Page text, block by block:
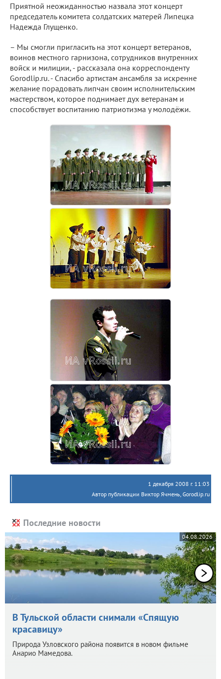
Приятной неожиданностью назвала этот концерт
председатель комитета солдатских матерей Липецка
Надежда Глущенко.
– Мы смогли пригласить на этот концерт ветеранов,
воинов местного гарнизона, сотрудников внутренних
войск и милиции, - рассказала она корреспонденту
Gorodlip.ru. - Спасибо артистам ансамбля за искренне
желание порадовать липчан своим исполнительским
мастерством, которое поднимает дух ветеранам и
способствует воспитанию патриотизма у молодёжи.
1 декабря 2008 г. 11:03
Автор публикации Виктор Ячмень, Gorodlip.ru
Последние новости
04.08.2026
В Тульской области снимали «Спящую
красавицу»
Природа Узловского района появится в новом фильме
Анарио Мамедова.